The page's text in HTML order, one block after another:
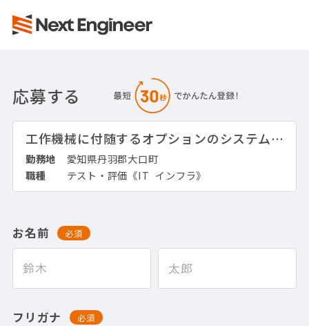
応募する
工作機械に付随するオプションのシステムチェック
勤務地
愛知県丹羽郡大口町
職種
テスト・評価《IT_インフラ》
お名前 必須
フリガナ 必須